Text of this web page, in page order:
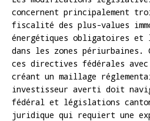
concernent principalement
fiscalité des plus-values
énergétiques obligatoires et
dans les zones périurbaines.
ces directives fédérales avec
créant un maillage
investisseur averti doit
fédéral et législations
juridique qui requiert une